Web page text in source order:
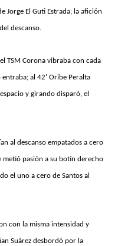
Jorge El Guti Estrada; la afición
descanso.
TSM Corona vibraba con cada
al 42’ Oribe Peralta
y girando disparó, el
al descanso empatados a cero
metió pasión a su botín derecho
el uno a cero de Santos al
con la misma intensidad y
Suárez desbordó por la